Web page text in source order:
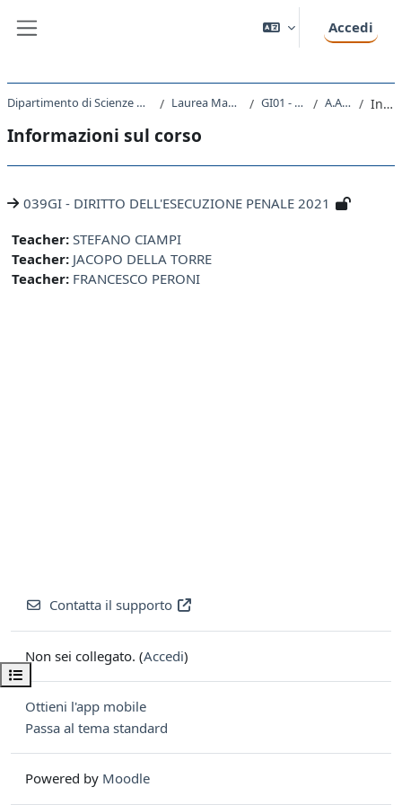
Accedi
Apri indice del corso
Dipartimento di Scienze Giuridiche, del Linguaggio, dell`Interpretazione e della Traduzione Laurea Magistrale Ciclo Unico 5 anni GI01 - GIURISPRUDENZA A.A. 2021 - 2022 Introduzione
Informazioni sul corso
039GI - DIRITTO DELL'ESECUZIONE PENALE 2021
Teacher: STEFANO CIAMPI
Teacher: JACOPO DELLA TORRE
Teacher: FRANCESCO PERONI
Contatta il supporto
Non sei collegato. (Accedi)
Ottieni l'app mobile
Passa al tema standard
Powered by Moodle